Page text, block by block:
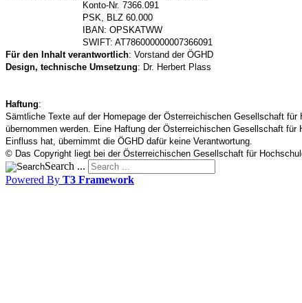
Konto-Nr. 7366.091
PSK, BLZ 60.000
IBAN: OPSKATWW
SWIFT: AT786000000007366091
Für den Inhalt verantwortlich: Vorstand der ÖGHD
Design, technische Umsetzung: Dr. Herbert Plass
Haftung:
Sämtliche Texte auf der Homepage der Österreichischen Gesellschaft
übernommen werden. Eine Haftung der Österreichischen Gesellschaft
Einfluss hat, übernimmt die ÖGHD dafür keine Verantwortung.
© Das Copyright liegt bei der Österreichischen Gesellschaft für
Search ...
Powered By T3 Framework